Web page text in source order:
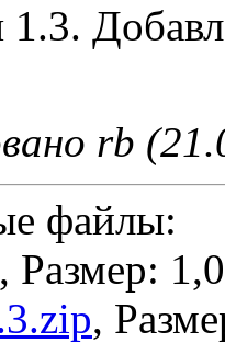
rb
файлы:
, Размер:
,